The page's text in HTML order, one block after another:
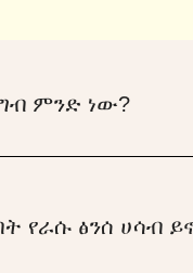
ምንድ ነው?
የራሱ ፅንሰ ሀሳብ